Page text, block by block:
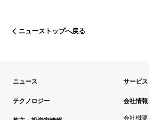
ニューストップへ戻る
ニュース サービス
テクノロジー
会社情報
会社概要